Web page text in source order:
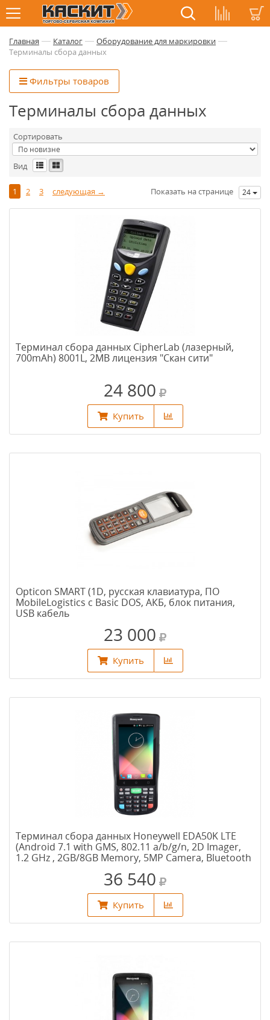
Главная — Каталог — Оборудование для маркировки —
Терминалы сбора данных
Фильтры товаров
Терминалы сбора данных
Сортировать
Вид
1 2 3 следующая → Показать на странице 24
Терминал сбора данных CipherLab (лазерный,
700mAh) 8001L, 2MB лицензия "Скан сити"
24 800
Купить
Opticon SMART (1D, русская клавиатура, ПО
MobileLogistics с Basic DOS, АКБ, блок питания,
USB кабель
23 000
Купить
Терминал сбора данных Honeywell EDA50K LTE
(Android 7.1 with GMS, 802.11 a/b/g/n, 2D Imager,
1.2 GHz , 2GB/8GB Memory, 5MP Camera, Bluetooth
36 540
Купить